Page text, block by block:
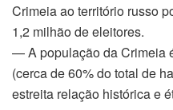
Crimeia ao território russo
1,2 milhão de eleitores.
— A população da Crimeia
(cerca de 60% do total de
estreita relação histórica e